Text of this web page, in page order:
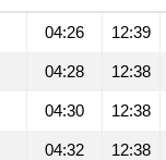
04:26 12:39
04:28 12:38
04:30 12:38
04:32 12:38